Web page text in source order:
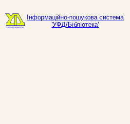
Інформаційно-пошукова система
'УФД/Бібліотека'